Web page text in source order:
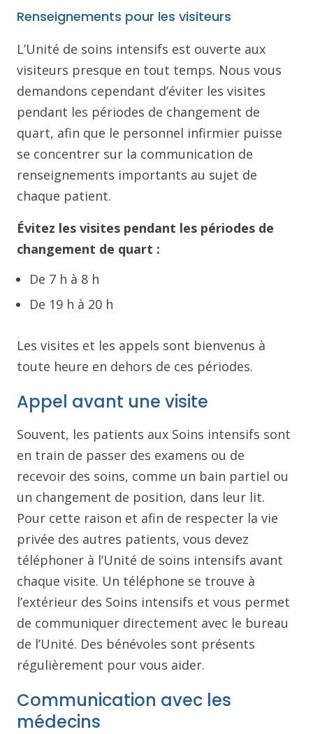
Renseignements pour les visiteurs
L’Unité de soins intensifs est ouverte aux
visiteurs presque en tout temps. Nous vous
demandons cependant d’éviter les visites
pendant les périodes de changement de
quart, afin que le personnel infirmier puisse
se concentrer sur la communication de
renseignements importants au sujet de
chaque patient.
Évitez les visites pendant les périodes de
changement de quart :
De 7 h à 8 h
De 19 h à 20 h
Les visites et les appels sont bienvenus à
toute heure en dehors de ces périodes.
Appel avant une visite
Souvent, les patients aux Soins intensifs sont
en train de passer des examens ou de
recevoir des soins, comme un bain partiel ou
un changement de position, dans leur lit.
Pour cette raison et afin de respecter la vie
privée des autres patients, vous devez
téléphoner à l’Unité de soins intensifs avant
chaque visite. Un téléphone se trouve à
l’extérieur des Soins intensifs et vous permet
de communiquer directement avec le bureau
de l’Unité. Des bénévoles sont présents
régulièrement pour vous aider.
Communication avec les
médecins